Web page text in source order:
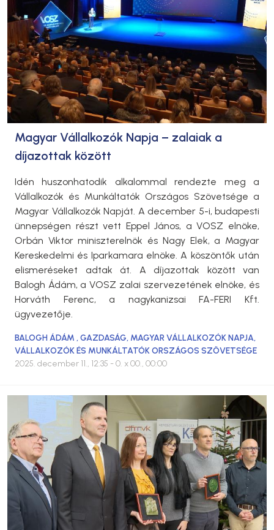
Magyar Vállalkozók Napja – zalaiak a
díjazottak között
Idén huszonhatodik alkalommal rendezte meg a
Vállalkozók és Munkáltatók Országos Szövetsége a
Magyar Vállalkozók Napját. A december 5-i, budapesti
ünnepségen részt vett Eppel János, a VOSZ elnöke,
Orbán Viktor miniszterelnök és Nagy Elek, a Magyar
Kereskedelmi és Iparkamara elnöke. A köszöntők után
elismeréseket adtak át. A díjazottak között van
Balogh Ádám, a VOSZ zalai szervezetének elnöke, és
Horváth Ferenc, a nagykanizsai FA-FERI Kft.
ügyvezetője.
BALOGH ÁDÁM ,GAZDASÁG, MAGYAR VÁLLALKOZÓK NAPJA,
VÁLLALKOZÓK ÉS MUNKÁLTATÓK ORSZÁGOS SZÖVETSÉGE
2025. december 11., 12:35 - 0. x 00., 00:00